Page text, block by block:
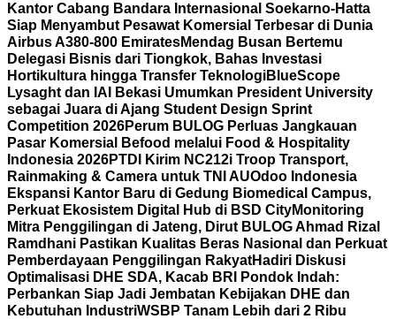
Kantor Cabang Bandara Internasional Soekarno-Hatta
Siap Menyambut Pesawat Komersial Terbesar di Dunia
Airbus A380-800 EmiratesMendag Busan Bertemu
Delegasi Bisnis dari Tiongkok, Bahas Investasi
Hortikultura hingga Transfer TeknologiBlueScope
Lysaght dan IAI Bekasi Umumkan President University
sebagai Juara di Ajang Student Design Sprint
Competition 2026Perum BULOG Perluas Jangkauan
Pasar Komersial Befood melalui Food & Hospitality
Indonesia 2026PTDI Kirim NC212i Troop Transport,
Rainmaking & Camera untuk TNI AUOdoo Indonesia
Ekspansi Kantor Baru di Gedung Biomedical Campus,
Perkuat Ekosistem Digital Hub di BSD CityMonitoring
Mitra Penggilingan di Jateng, Dirut BULOG Ahmad Rizal
Ramdhani Pastikan Kualitas Beras Nasional dan Perkuat
Pemberdayaan Penggilingan RakyatHadiri Diskusi
Optimalisasi DHE SDA, Kacab BRI Pondok Indah:
Perbankan Siap Jadi Jembatan Kebijakan DHE dan
Kebutuhan IndustriWSBP Tanam Lebih dari 2 Ribu